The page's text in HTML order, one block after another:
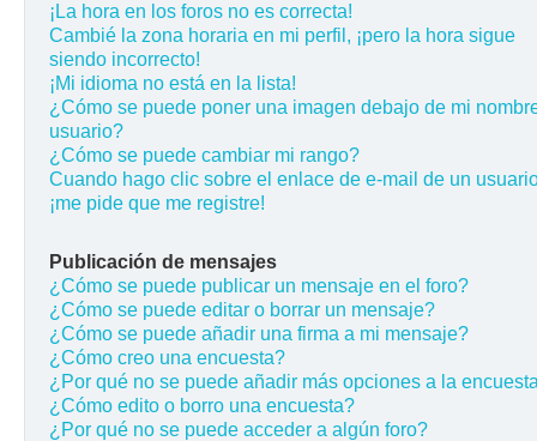
¡La hora en los foros no es correcta!
Cambié la zona horaria en mi perfil, ¡pero la hora sigue
siendo incorrecto!
¡Mi idioma no está en la lista!
¿Cómo se puede poner una imagen debajo de mi
usuario?
¿Cómo se puede cambiar mi rango?
Cuando hago clic sobre el enlace de e-mail de un
¡me pide que me registre!
Publicación de mensajes
¿Cómo se puede publicar un mensaje en el foro?
¿Cómo se puede editar o borrar un mensaje?
¿Cómo se puede añadir una firma a mi mensaje?
¿Cómo creo una encuesta?
¿Por qué no se puede añadir más opciones a la
¿Cómo edito o borro una encuesta?
¿Por qué no se puede acceder a algún foro?